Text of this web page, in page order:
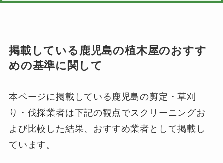
掲載している鹿児島の植木屋のおすす
めの基準に関して
本ページに掲載している鹿児島の剪定・草刈
り・伐採業者は下記の観点でスクリーニングお
よび比較した結果、おすすめ業者として掲載し
ています。